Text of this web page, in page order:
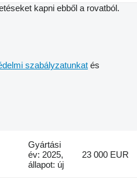
kapni ebből a rovatból.
szabályzatunkat és
Gyártási
év: 2025,
állapot: új
23 000 EUR